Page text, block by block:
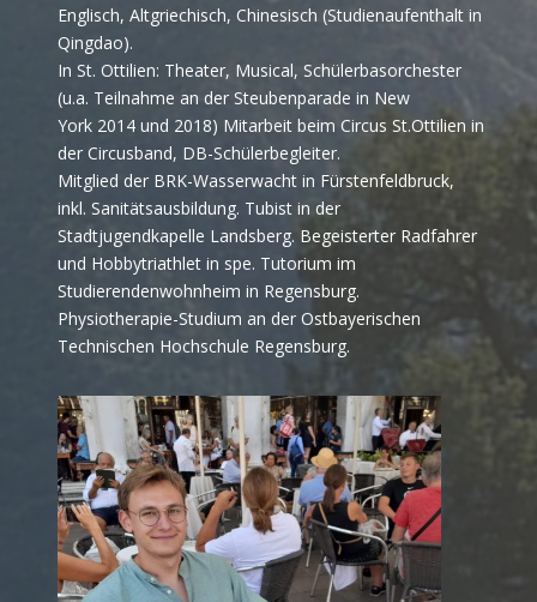
Englisch, Altgriechisch, Chinesisch (Studienaufenthalt in
Qingdao).
In St. Ottilien: Theater, Musical, Schülerbasorchester
(u.a. Teilnahme an der Steubenparade in New
York 2014 und 2018) Mitarbeit beim Circus St.Ottilien in
der Circusband, DB-Schülerbegleiter.
Mitglied der BRK-Wasserwacht in Fürstenfeldbruck,
inkl. Sanitätsausbildung. Tubist in der
Stadtjugendkapelle Landsberg. Begeisterter Radfahrer
und Hobbytriathlet in spe. Tutorium im
Studierendenwohnheim in Regensburg.
Physiotherapie-Studium an der Ostbayerischen
Technischen Hochschule Regensburg.